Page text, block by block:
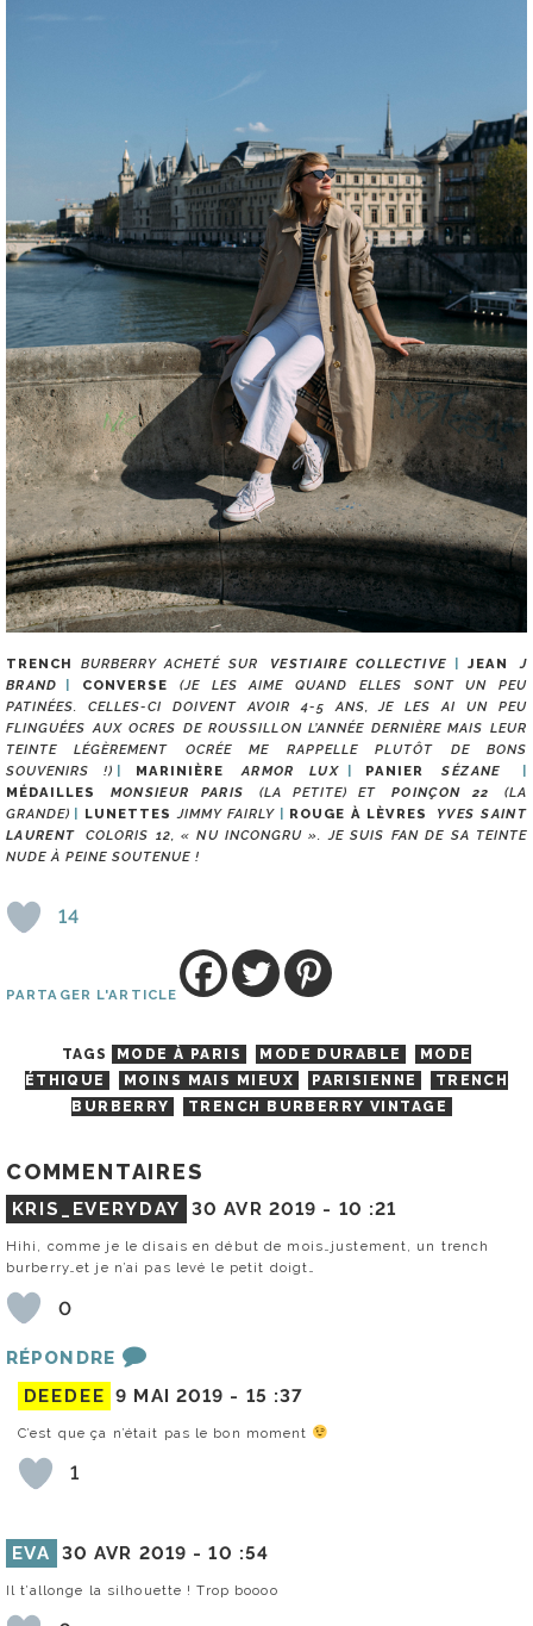
TRENCH BURBERRY ACHETÉ SUR VESTIAIRE COLLECTIVE JEAN
J
BRAND
CONVERSE
(JE LES AIME QUAND ELLES SONT UN PEU
PATINÉES. CELLES-CI DOIVENT AVOIR 4-5 ANS, JE LES AI UN PEU
FLINGUÉES AUX OCRES DE ROUSSILLON L’ANNÉE DERNIÈRE MAIS LEUR
TEINTE LÉGÈREMENT OCRÉE ME RAPPELLE PLUTÔT DE BONS
SOUVENIRS !)
MARINIÈRE ARMOR LUX PANIER
SÉZANE
MÉDAILLES
MONSIEUR PARIS (LA PETITE) ET POINÇON 22
(LA
GRANDE)
LUNETTES JIMMY FAIRLY ROUGE À LÈVRES
YVES SAINT
LAURENT
COLORIS 12, « NU INCONGRU ». JE SUIS FAN DE SA TEINTE
NUDE À PEINE SOUTENUE !
14
PARTAGER L'ARTICLE
TAGS MODE À PARIS MODE DURABLE
MODE
ÉTHIQUE
MOINS MAIS MIEUX PARISIENNE
TRENCH
BURBERRY
TRENCH BURBERRY VINTAGE
COMMENTAIRES
KRIS_EVERYDAY 30 AVR 2019 - 10 :21
Hihi, comme je le disais en début de mois…justement, un trench
burberry…et je n’ai pas levé le petit doigt…
0
RÉPONDRE
DEEDEE 9 MAI 2019 - 15 :37
C’est que ça n’était pas le bon moment
1
EVA 30 AVR 2019 -10 :54
Il t’allonge la silhouette ! Trop boooo